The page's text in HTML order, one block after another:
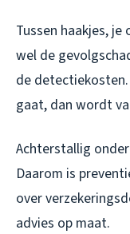
Tussen haakjes,
wel de
de
gaat, dan wordt
Achterstallig
Daarom is
over
advies op maat.